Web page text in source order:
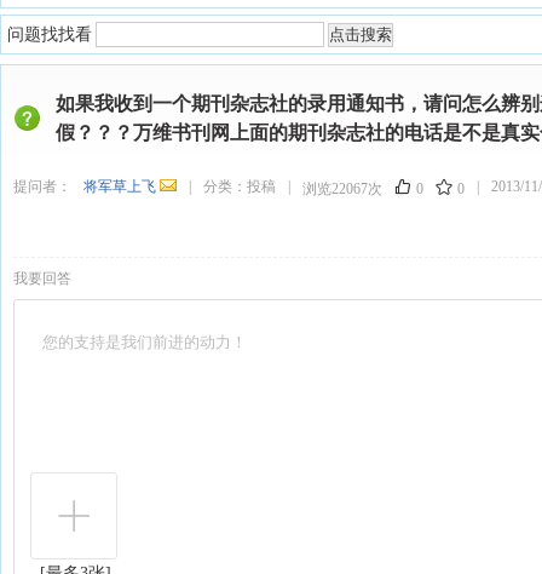
问题找找看
如果我收到一个期刊杂志社的录用通知书，请问怎么辨
假？？？万维书刊网上面的期刊杂志社的电话是不是真
提问者： 将军草上飞 分类： 投稿 浏览22067次 0 0 2013/
我要回答